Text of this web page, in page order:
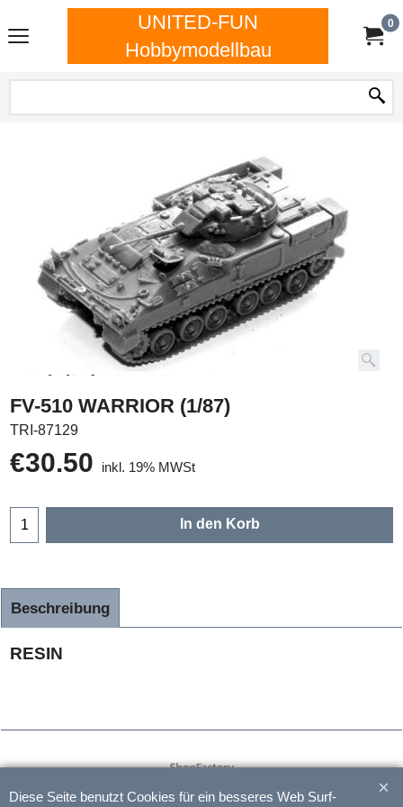
UNITED-FUN
Hobbymodellbau
0
FV-510 WARRIOR (1/87)
TRI-87129
€30.50 inkl. 19% MWSt
In den Korb
Beschreibung
RESIN
WebShop erstellt mit
Diese Seite benutzt Cookies für ein besseres Web Surf-